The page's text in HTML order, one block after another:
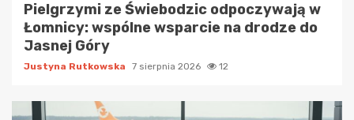
Pielgrzymi ze Świebodzic odpoczywają w
Łomnicy: wspólne wsparcie na drodze do
Jasnej Góry
Justyna Rutkowska 7 sierpnia 2026 12